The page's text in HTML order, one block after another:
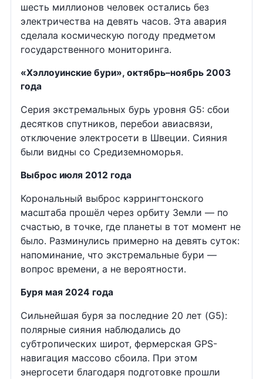
шесть миллионов человек остались без
электричества на девять часов. Эта авария
сделала космическую погоду предметом
государственного мониторинга.
«Хэллоуинские бури», октябрь–ноябрь 2003
года
Серия экстремальных бурь уровня G5: сбои
десятков спутников, перебои авиасвязи,
отключение электросети в Швеции. Сияния
были видны со Средиземноморья.
Выброс июля 2012 года
Корональный выброс кэррингтонского
масштаба прошёл через орбиту Земли — по
счастью, в точке, где планеты в тот момент не
было. Разминулись примерно на девять суток:
напоминание, что экстремальные бури —
вопрос времени, а не вероятности.
Буря мая 2024 года
Сильнейшая буря за последние 20 лет (G5):
полярные сияния наблюдались до
субтропических широт, фермерская GPS-
навигация массово сбоила. При этом
энергосети благодаря подготовке прошли